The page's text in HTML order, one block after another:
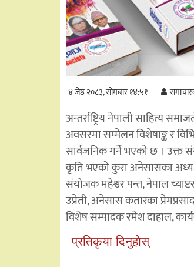
४ जेष्ठ २०८३, सोमबार १४:५१
अन्तर्राष्ट्रिय नेपाली साहित्य
अवसरमा सम्मेलन विशेषाङ्क र
सार्वजनिक गर्ने भएको छ । उक्त
कृति भएको कुरा अनेसासका
संयोजक महेश्वर पन्त, नेपाल
उप्रेती, अनेसास कतारका
विशेष सम्पादक रमेश दाहाल,
प्रतिकृया दिनुहोस्